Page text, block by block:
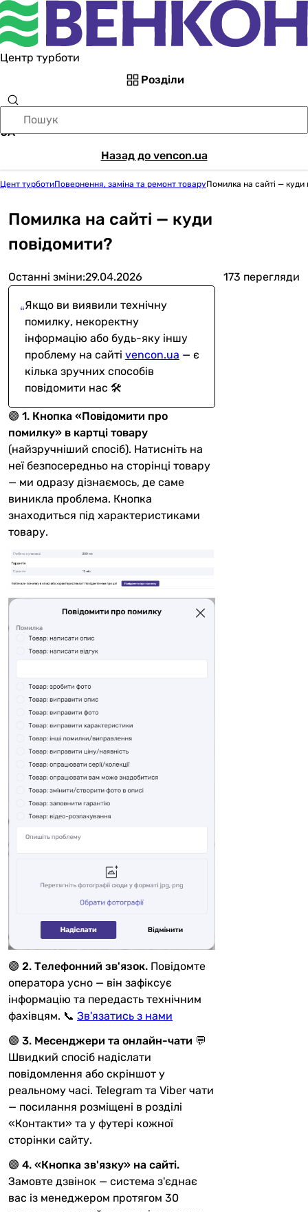
Центр турботи
Розділи
UA
Назад до vencon.ua
Цент турботиПовернення, заміна та ремонт товаруПомилка на сайті — куди
Помилка на сайті — куди
повідомити?
Останні зміни:29.04.2026 173 перегляди
Якщо ви виявили технічну
помилку, некоректну
інформацію або будь-яку іншу
проблему на сайті vencon.ua — є
кілька зручних способів
повідомити нас 🛠️
🟣 1. Кнопка «Повідомити про
помилку» в картці товару
(найзручніший спосіб). Натисніть на
неї безпосередньо на сторінці товару
— ми одразу дізнаємось, де саме
виникла проблема. Кнопка
знаходиться під характеристиками
товару.
🟣 2. Телефонний зв'язок. Повідомте
оператора усно — він зафіксує
інформацію та передасть технічним
фахівцям. 📞 Зв'язатись з нами
🟣 3. Месенджери та онлайн-чати 💬
Швидкий спосіб надіслати
повідомлення або скріншот у
реальному часі. Telegram та Viber чати
— посилання розміщені в розділі
«Контакти» та у футері кожної
сторінки сайту.
🟣 4. «Кнопка зв'язку» на сайті.
Замовте дзвінок — система з'єднає
вас із менеджером протягом 30